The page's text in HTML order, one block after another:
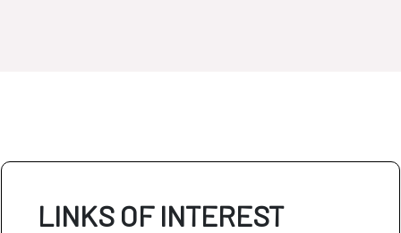
LINKS OF INTEREST